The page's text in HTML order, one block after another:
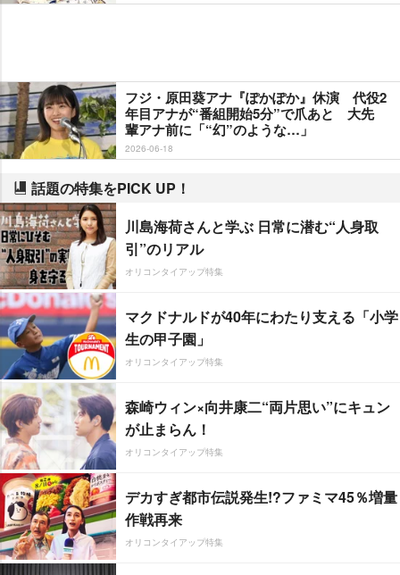
フジ・原田葵アナ『ぽかぽか』休演 代役2
年目アナが“番組開始5分”で爪あと 大先
輩アナ前に「“幻”のような…」
2026-06-18
話題の特集をPICK UP！
川島海荷さんと学ぶ 日常に潜む“人身取
引”のリアル
オリコンタイアップ特集
マクドナルドが40年にわたり支える「小学
生の甲子園」
オリコンタイアップ特集
森崎ウィン×向井康二“両片思い”にキュン
が止まらん！
オリコンタイアップ特集
デカすぎ都市伝説発生!?ファミマ45％増量
作戦再来
オリコンタイアップ特集